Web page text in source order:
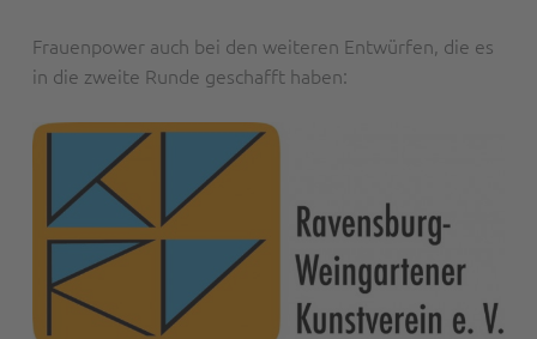
Frauenpower auch bei den weiteren Entwürfen, die es
in die zweite Runde geschafft haben: